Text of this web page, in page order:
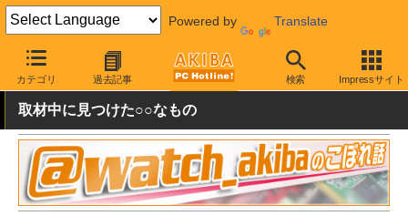
Powered by Translate
カテゴリ 過去記事 検索 Impressサイト
AKIBA PC Hotline! PCパーツ GPU・チップ用冷却パーツ メモ
取材中に見つけた○○なもの